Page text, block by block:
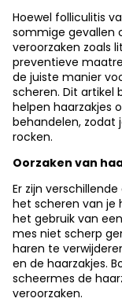
Hoewel folliculitis
sommige gevallen
veroorzaken zoals
preventieve
de juiste manier
scheren. Dit artikel
helpen haarzakjes
behandelen, zodat
rocken.
Oorzaken van
Er zijn
het scheren van je
het gebruik van
mes niet scherp
haren te
en de haarzakjes.
scheermes de
veroorzaken.